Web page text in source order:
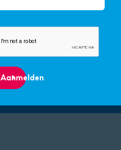
Aanmelden